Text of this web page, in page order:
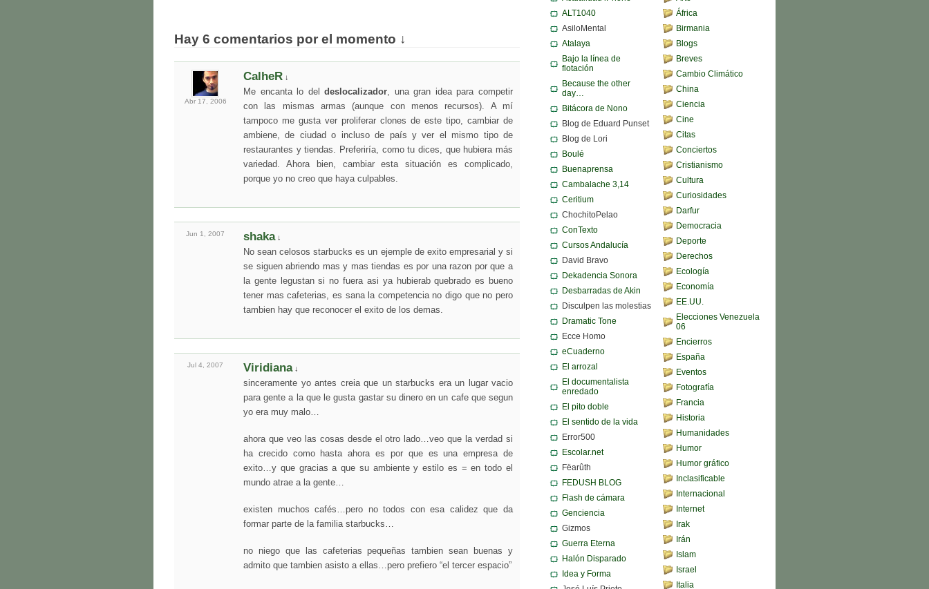
Hay 6 comentarios por el momento ↓
Abr 17, 2006
CalheR ↓
Me encanta lo deldeslocalizador, una gran idea para competir
con las mismas armas (aunque con menos recursos). A mí
tampoco me gusta ver proliferar clones de este tipo, cambiar de
ambiene, de ciudad o incluso de país y ver el mismo tipo de
restaurantes y tiendas. Preferiría, como tu dices, que hubiera más
variedad. Ahora bien, cambiar esta situación es complicado,
porque yo no creo que haya culpables.
Jun 1, 2007 shaka↓
No sean celosos starbucks es un ejemple de exito empresarial y si
se siguen abriendo mas y mas tiendas es por una razon por que a
la gente legustan si no fuera asi ya hubierab quebrado es bueno
tener mas cafeterias, es sana la competencia no digo que no pero
tambien hay que reconocer el exito de los demas.
Jul 4, 2007 Viridiana↓
sinceramente yo antes creia que un starbucks era un lugar vacio
para gente a la que le gusta gastar su dinero en un cafe que segun
yo era muy malo…
ahora que veo las cosas desde el otro lado…veo que la verdad si
ha crecido como hasta ahora es por que es una empresa de
exito…y que gracias a que su ambiente y estilo es = en todo el
mundo atrae a la gente…
existen muchos cafés…pero no todos con esa calidez que da
formar parte de la familia starbucks…
no niego que las cafeterias pequeñas tambien sean buenas y
admito que tambien asisto a ellas…pero prefiero “el tercer espacio”
ALT1040
AsiloMental
Atalaya
Bajo la línea de
flotación
Because the other
day…
Bitácora de Nono
Blog de Eduard Punset
Blog de Lori
Boulé
Buenaprensa
Cambalache 3,14
Ceritium
ChochitoPelao
ConTexto
Cursos Andalucía
David Bravo
Dekadencia Sonora
Desbarradas de Akin
Disculpen las molestias
Dramatic Tone
Ecce Homo
eCuaderno
El arrozal
El documentalista
enredado
El pito doble
El sentido de la vida
Error500
Escolar.net
Fëarûth
FEDUSH BLOG
Flash de cámara
Genciencia
Gizmos
Guerra Eterna
Halón Disparado
Idea y Forma
África
Birmania
Blogs
Breves
Cambio Climático
China
Ciencia
Cine
Citas
Conciertos
Cristianismo
Cultura
Curiosidades
Darfur
Democracia
Deporte
Derechos
Ecología
Economía
EE.UU.
Elecciones Venezuela
06
Encierros
España
Eventos
Fotografía
Francia
Historia
Humanidades
Humor
Humor gráfico
Inclasificable
Internacional
Internet
Irak
Irán
Islam
Israel
Italia